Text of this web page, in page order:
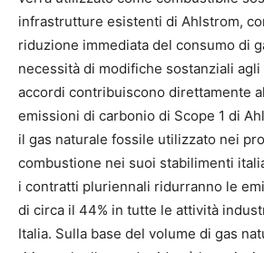
infrastrutture esistenti di Ahlstrom,
riduzione immediata del consumo di
necessità di modifiche sostanziali agli
accordi contribuiscono direttamente
emissioni di carbonio di Scope 1 di
il gas naturale fossile utilizzato nei
combustione nei suoi stabilimenti
i contratti pluriennali ridurranno le
di circa il 44% in tutte le attività
Italia. Sulla base del volume di gas